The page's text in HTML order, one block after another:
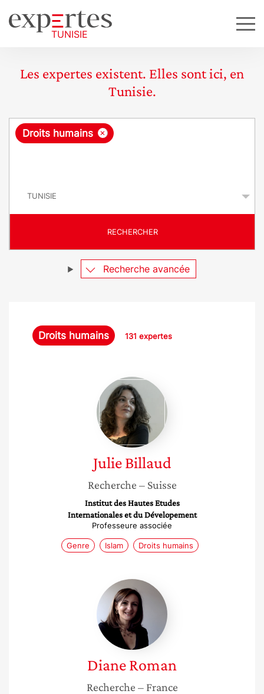
Les expertes existent. Elles sont ici, en
Tunisie.
R
ê
e
×
Droits humains
RECHERCHER
Recherche avancée
Droits humains 131 expertes
Julie
Billaud
Julie Billaud
Recherche – Suisse
Institut des Hautes Etudes
Internationales et du Dévelopement
Professeure associée
Genre Islam Droits humains
Diane
Roman
DianeRoman
Recherche – France